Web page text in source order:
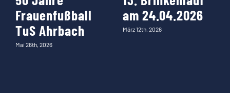
Frauenfußball
TuS Ahrbach
Mai 26th, 2026
am 24.04.2026
März 12th, 2026